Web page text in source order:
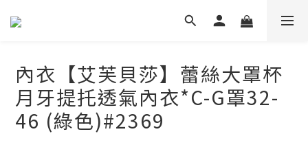
內衣【艾芙貝莎】蕾絲大罩杯
月牙提托透氣內衣*C-G罩32-
46 (綠色)#2369